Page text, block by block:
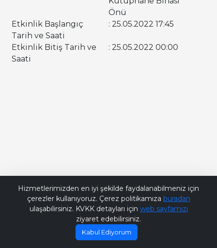
Önü
Etkinlik Başlangıç
Tarih ve Saati
: 25.05.2022 17:45
Etkinlik Bitiş Tarih ve
Saati
: 25.05.2022 00:00
Hizmetlerimizden en iyi şekilde faydalanabilmeniz için
çerezler kullanıyoruz. Çerez politikamıza buradan
ulaşabilirsiniz. KVKK detayları için web sayfamızı
ziyaret edebilirsiniz.
Kabul Ediyorum
Bana Soru Sor | Ask Me